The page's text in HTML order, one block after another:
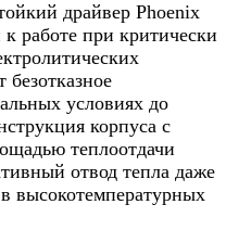
драйвер Phoenix
работе при критически
безотказное
условиях до
корпуса с
теплоотдачи
отвод тепла даже
высокотемпературных